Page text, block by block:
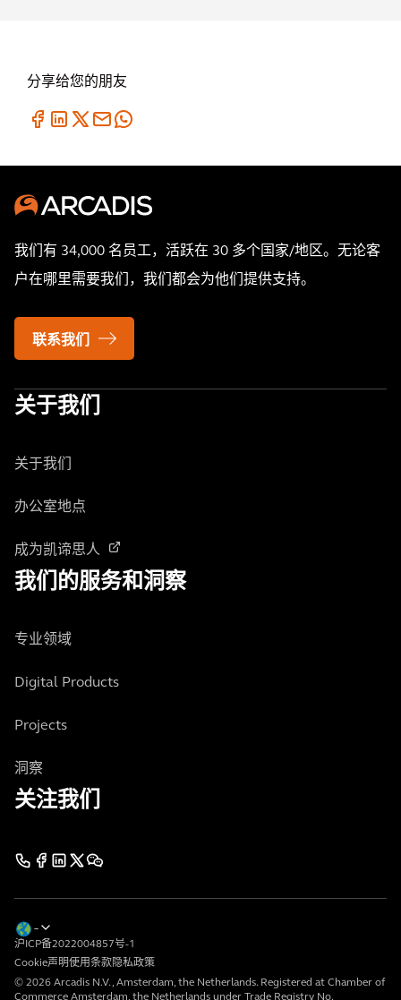
分享给您的朋友
我们有 34,000 名员工，活跃在 30 多个国家/地区。无论客
户在哪里需要我们，我们都会为他们提供支持。
联系我们
关于我们
关于我们
办公室地点
成为凯谛思人
我们的服务和洞察
专业领域
Digital Products
Projects
洞察
关注我们
© 2026 Arcadis N.V., Amsterdam, the Netherlands. Registered at Chamber of
Commerce Amsterdam, the Netherlands under Trade Registry No.
沪ICP备2022004857号-1
Cookie声明使用条款隐私政策